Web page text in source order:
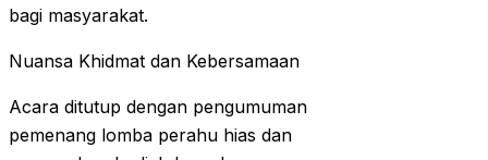
bagi masyarakat.
Nuansa Khidmat dan Kebersamaan
Acara ditutup dengan pengumuman
pemenang lomba perahu hias dan